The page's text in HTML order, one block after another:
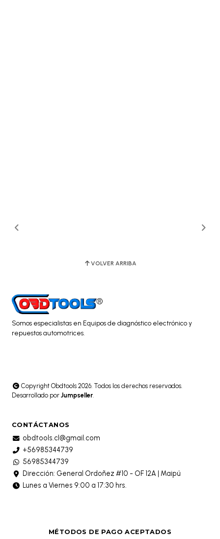
VOLVER ARRIBA
Somos especialistas en Equipos de diagnóstico electrónico y
repuestos automotrices.
Copyright Obdtools 2026. Todos los derechos reservados.
Desarrollado por Jumpseller
CONTÁCTANOS
obdtools.cl@gmail.com
+56985344739
56985344739
Dirección: General Ordoñez #10 - OF 12A | Maipú
Lunes a Viernes 9:00 a 17:30 hrs.
MÉTODOS DE PAGO ACEPTADOS